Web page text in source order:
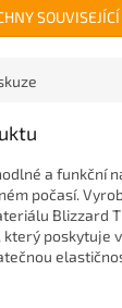
a funkční
počasí.
Blizzard
který poskytuje